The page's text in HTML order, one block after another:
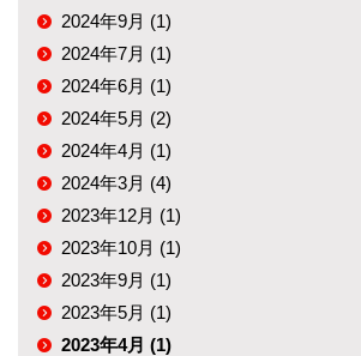
2024年9月 (1)
2024年7月 (1)
2024年6月 (1)
2024年5月 (2)
2024年4月 (1)
2024年3月 (4)
2023年12月 (1)
2023年10月 (1)
2023年9月 (1)
2023年5月 (1)
2023年4月 (1)